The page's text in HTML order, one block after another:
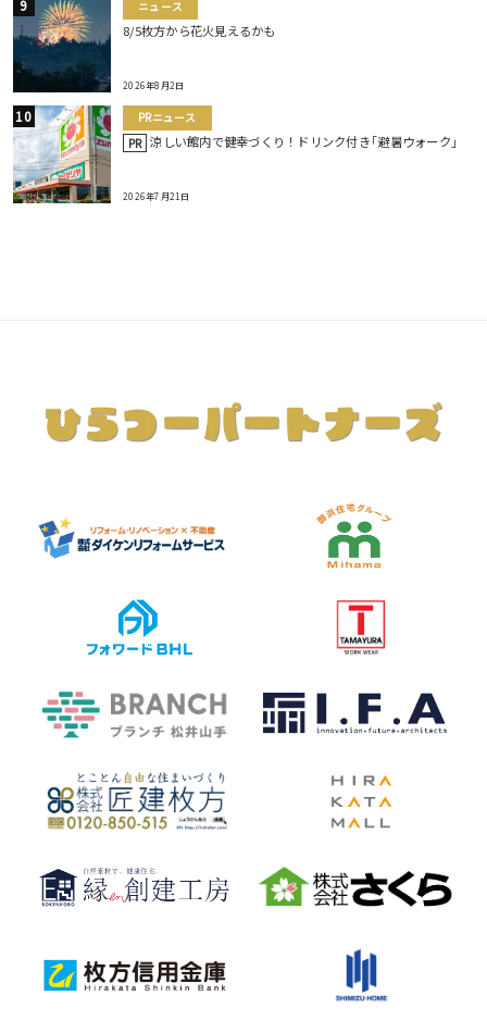
ニュース
8/5枚方から花火見えるかも
2026年8月2日
PRニュース
PR 涼しい館内で健幸づくり！ドリンク付き｢避暑ウォーク｣
2026年7月21日